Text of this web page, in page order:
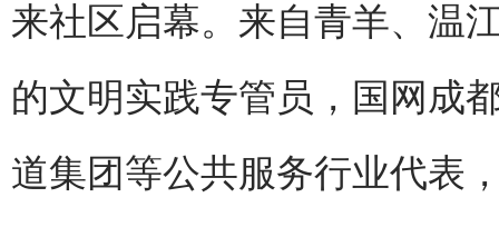
来社区启幕。来自青羊、温
的文明实践专管员，国网成
道集团等公共服务行业代表